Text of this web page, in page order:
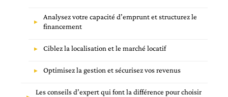
Analysez votre capacité d’emprunt et structurez le
financement
Ciblez la localisation et le marché locatif
Optimisez la gestion et sécurisez vos revenus
Les conseils d’expert qui font la différence pour choisir